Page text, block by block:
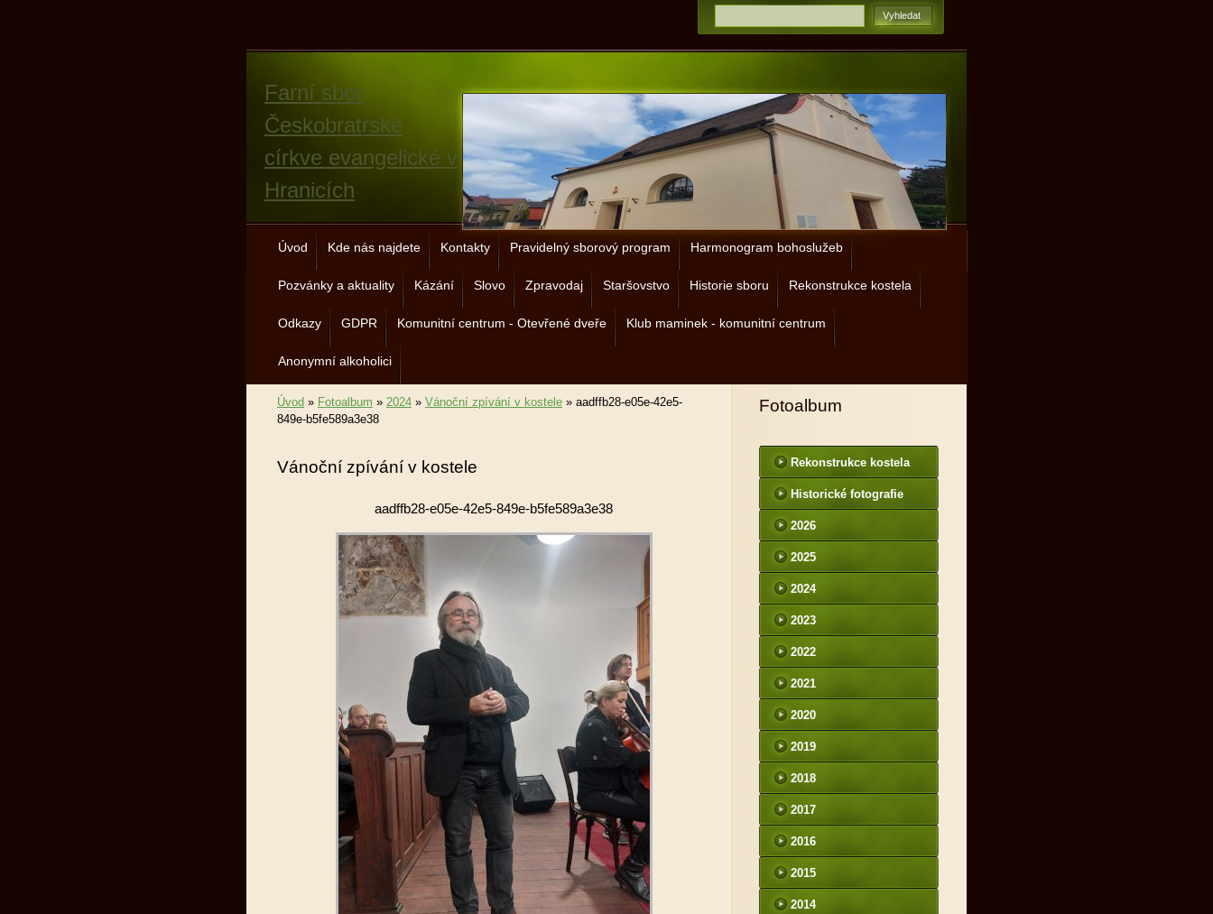
Farní sbor
Českobratrské
církve evangelické v
Hranicích
Úvod Kde nás najdete Kontakty Pravidelný sborový program Harmonogram bohoslužeb
Pozvánky a aktuality Kázání Slovo Zpravodaj Staršovstvo Historie sboru Rekonstrukce kostela
Odkazy GDPR Komunitní centrum - Otevřené dveře Klub maminek - komunitní centrum
Anonymní alkoholici
Úvod » Fotoalbum » 2024 » Vánoční zpívání v kostele » aadffb28-e05e-42e5-
849e-b5fe589a3e38
Vánoční zpívání v kostele
aadffb28-e05e-42e5-849e-b5fe589a3e38
Fotoalbum
Rekonstrukce kostela
Historické fotografie
2026
2025
2024
2023
2022
2021
2020
2019
2018
2017
2016
2015
2014